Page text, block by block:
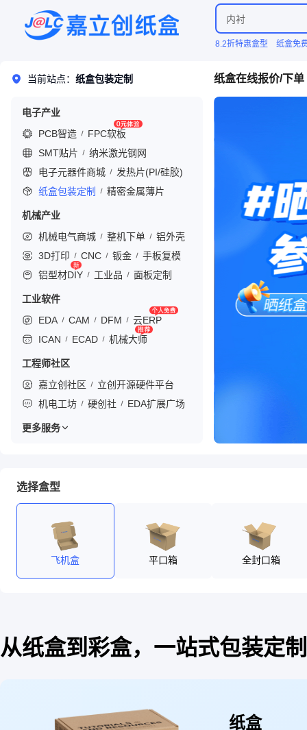
内衬
纸盒计价下单
8.2折特惠盒型 纸盒免
当前站点： 纸盒包装定制 纸盒在线报价/下单
电子产业
PCB智造
FPC软板
SMT贴片
纳米激光钢网
电子元器件商城
发热片(PI/硅胶)
纸盒包装定制
精密金属薄片
机械产业
机械电气商城
整机下单
铝外壳
3D打印
CNC 钣金
手板复模
铝型材DIY
工业品 面板定制
工业软件
EDA
CAM DFM
云ERP
ICAN
ECAD 机械大师
工程师社区
嘉立创社区
立创开源硬件平台
机电工坊
硬创社 EDA扩展广场
更多服务
选择盒型
飞机盒 平口箱 全封口箱
从纸盒到彩盒，一站式包装定制
纸盒